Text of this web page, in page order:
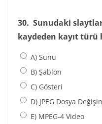
30. Sunudaki
kaydeden kayıt türü
A) Sunu
B) Şablon
C) Gösteri
D) JPEG Dosya
E) MPEG-4 Video